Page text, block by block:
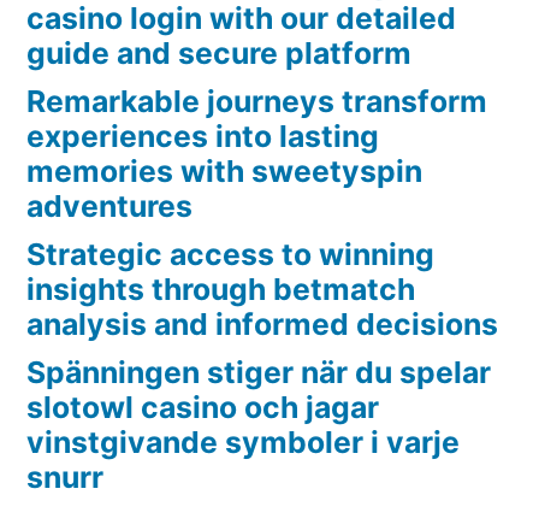
casino login with our detailed
guide and secure platform
Remarkable journeys transform
experiences into lasting
memories with sweetyspin
adventures
Strategic access to winning
insights through betmatch
analysis and informed decisions
Spänningen stiger när du spelar
slotowl casino och jagar
vinstgivande symboler i varje
snurr